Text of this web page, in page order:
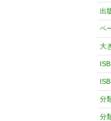
出
ペ
大
分
分